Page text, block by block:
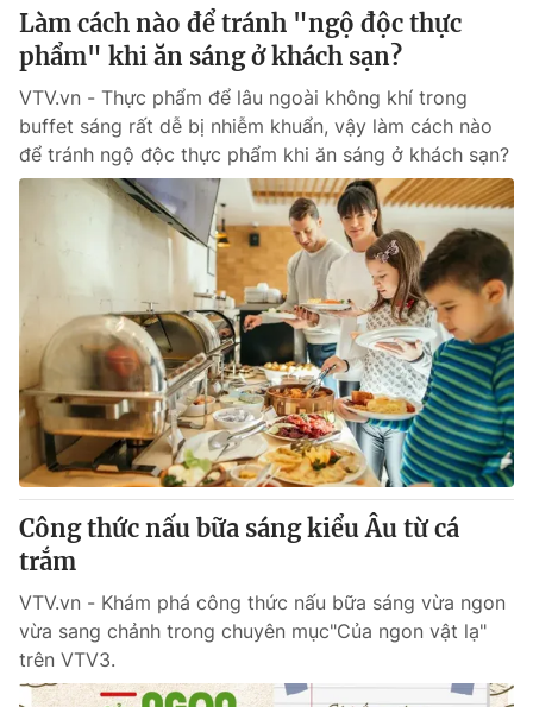
Chuyên mục khác
Emagazine Podcast
Photo Infographic
Shorts video
VTV Thể thao
VTV Sức khoẻ Bất động sản
Thị trường 24h Tấm lòng Việt
VTV4 Vươn mình bằng AI
VTV9 VTV8
Liên hệ tòa soạn English
Làm cách nào để tránh "ngộ độc thực
phẩm" khi ăn sáng ở khách sạn?
VTV.vn - Thực phẩm để lâu ngoài không khí trong
buffet sáng rất dễ bị nhiễm khuẩn, vậy làm cách nào
để tránh ngộ độc thực phẩm khi ăn sáng ở khách sạn?
Công thức nấu bữa sáng kiểu Âu từ cá
trắm
VTV.vn - Khám phá công thức nấu bữa sáng vừa ngon
vừa sang chảnh trong chuyên mục"Của ngon vật lạ"
trên VTV3.